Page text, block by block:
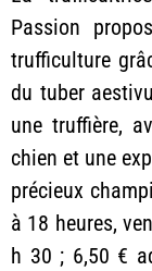
Passion
trufficulture
du tuber
une truffière,
chien et une
précieux
à 18 heures,
h 30 ; 6,50 €